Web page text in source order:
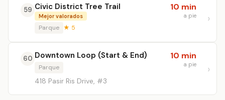
59 Civic District Tree Trail
Mejor valorados
Parque ★ 5
10 min
a pie
60 Downtown Loop (Start & End)
Parque
418 Pasir Ris Drive, #3
10 min
a pie